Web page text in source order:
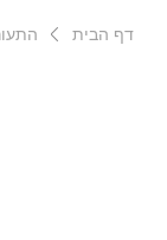
דף הבית